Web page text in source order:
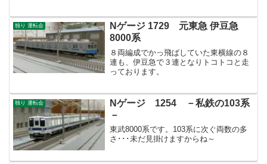
独り 運転会
Nゲージ 1729 元東急 伊豆急
8000系
８両編成でかっ飛ばしていた東横線の８
連も、伊豆急で３連となりトコトコと走
っております。
独り 運転会
Nゲージ 1254 －私鉄の103系
－
東武8000系です。103系に次ぐ両数の多
さ･･･未だ見掛けますからね～